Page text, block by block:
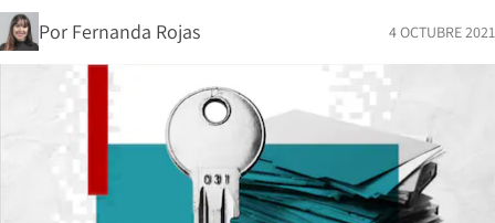
Por Fernanda Rojas 4 OCTUBRE 2021